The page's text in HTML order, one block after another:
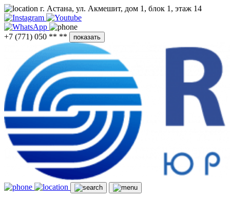
г. Астана, ул. Акмешит, дом 1, блок 1, этаж 14
+7 (771) 050 ** ** показать